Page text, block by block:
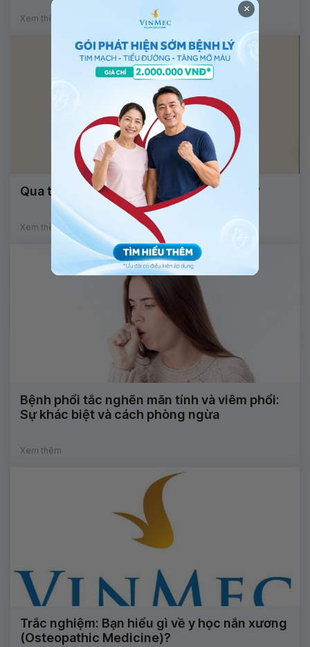
Xem thêm
Qua tuổi dậy thì có cao lên được không?
Xem thêm
Bệnh phổi tắc nghẽn mãn tính và viêm phổi:
Sự khác biệt và cách phòng ngừa
Xem thêm
Trắc nghiệm: Bạn hiểu gì về y học nắn xương
(Osteopathic Medicine)?
×